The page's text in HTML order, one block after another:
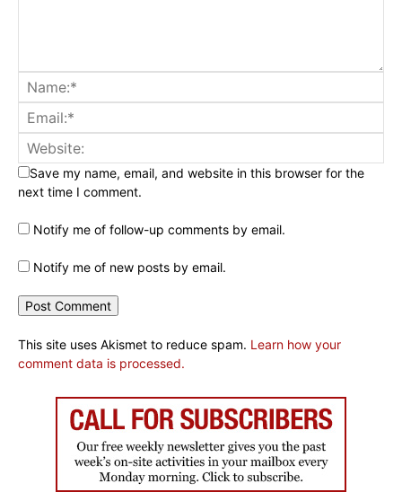
Save my name, email, and website in this browser for the
next time I comment.
Notify me of follow-up comments by email.
Notify me of new posts by email.
This site uses Akismet to reduce spam. Learn how your
comment data is processed.